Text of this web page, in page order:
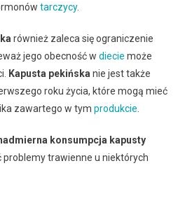
tarczycy.
również zaleca się ograniczenie
jego obecność w diecie może
Kapusta pekińska nie jest także
roku życia, które mogą mieć
zawartego w tym produkcie
konsumpcja kapusty
trawienne u niektórych